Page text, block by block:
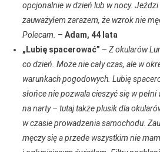
opcjonalnie w dzień lub w nocy. Jeździ
zauważyłem zarazem, że wzrok nie
Polecam. – Adam, 44 lata
„Lubię spacerować” – Z okularów
co dzień. Może nie cały czas, ale w
warunkach pogodowych. Lubię
słońce nie pozwala cieszyć się w
na narty – tutaj także plusik dla
w czasie prowadzenia samochodu.
męczy się a przede wszystkim nie